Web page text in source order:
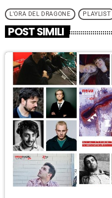
L'ORA DEL DRAGONE PLAYLIST
POST SIMILI